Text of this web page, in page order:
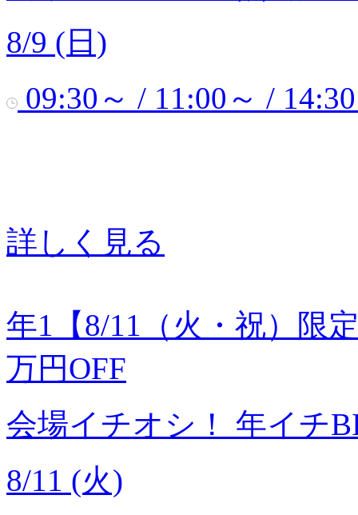
8/9 (日)
09:30～ / 11:00～ /
詳しく見る
年1【8/11（火・祝）限
万円OFF
会場イチオシ！
年イチ
8/11 (火)